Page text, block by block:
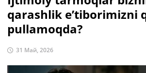
qarashlik e’tiborimizni
pullamoqda?
31 Май, 2026